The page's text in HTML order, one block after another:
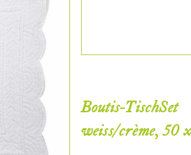
Boutis-TischSet
weiss/crème, 50